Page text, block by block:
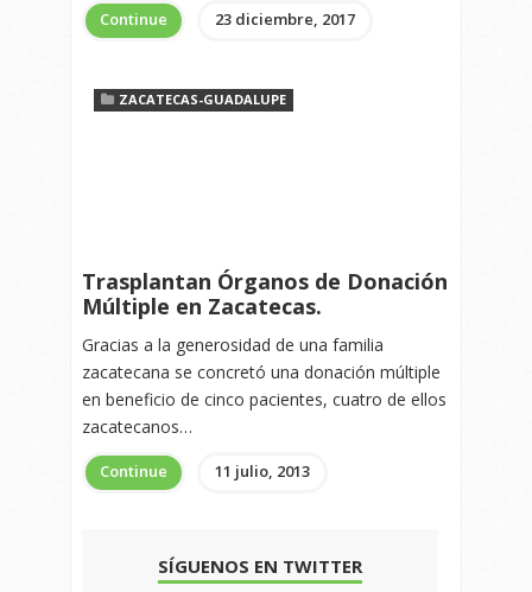
Continue 23 diciembre, 2017
ZACATECAS-GUADALUPE
Trasplantan Órganos de Donación
Múltiple en Zacatecas.
Gracias a la generosidad de una familia
zacatecana se concretó una donación múltiple
en beneficio de cinco pacientes, cuatro de ellos
zacatecanos…
Continue 11 julio, 2013
SÍGUENOS EN TWITTER